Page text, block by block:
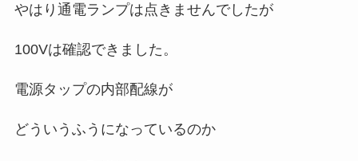
やはり通電ランプは点きませんでしたが
100Vは確認できました。
電源タップの内部配線が
どういうふうになっているのか